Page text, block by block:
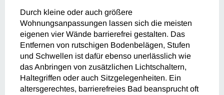
Durch kleine oder auch größere
Wohnungsanpassungen lassen sich die meisten
eigenen vier Wände barrierefrei gestalten. Das
Entfernen von rutschigen Bodenbelägen, Stufen
und Schwellen ist dafür ebenso unerlässlich wie
das Anbringen von zusätzlichen Lichtschaltern,
Haltegriffen oder auch Sitzgelegenheiten. Ein
altersgerechtes, barrierefreies Bad beansprucht oft